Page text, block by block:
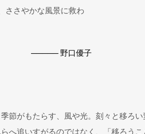
ささやかな風景に救わ
───── 野口優子
節がもたらす、風や光。刻々と移ろい
へ追いすがるのではなく、「移ろうこ